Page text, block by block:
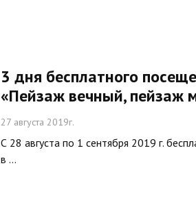
3 дня бесплатного
«Пейзаж вечный, пейзаж
27 августа 2019г.
С 28 августа по 1 сентября 2019 г.
в ...